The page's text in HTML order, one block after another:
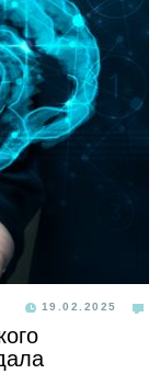
19.02.2025